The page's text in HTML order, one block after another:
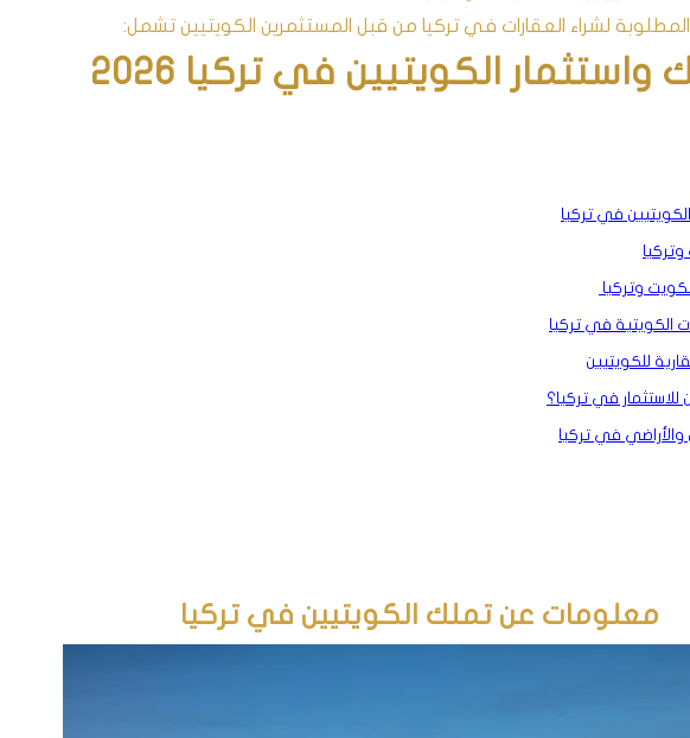
المطلوبة لشراء العقارات في تركيا من قبل المستثمرين الكويتيين تشمل:
واستثمار الكويتيين في تركيا 2026
في تركيا
وتركيا
وتركيا
الكويتية في تركيا
للكويتيين
للاستثمار في تركيا؟
والأراضي في تركيا
معلومات عن تملك الكويتيين في تركيا